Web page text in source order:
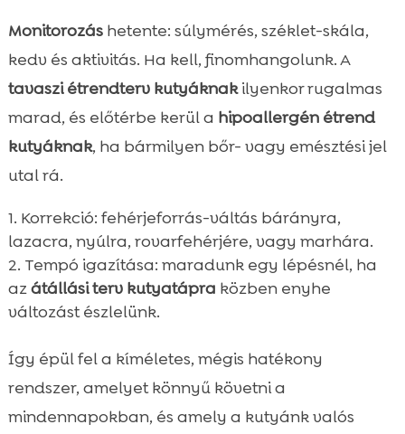
Monitorozáshetente: súlymérés, széklet-skála,
kedv és aktivitás. Ha kell, finomhangolunk. A
tavaszi étrendterv kutyáknakilyenkor rugalmas
marad, és előtérbe kerül a hipoallergén étrend
kutyáknak, ha bármilyen bőr- vagy emésztési jel
utal rá.
Korrekció: fehérjeforrás-váltás bárányra,
lazacra, nyúlra, rovarfehérjére, vagy marhára.
Tempó igazítása: maradunk egy lépésnél, ha
azátállási terv kutyatápra közben enyhe
változást észlelünk.
Így épül fel a kíméletes, mégis hatékony
rendszer, amelyet könnyű követni a
mindennapokban, és amely a kutyánk valós